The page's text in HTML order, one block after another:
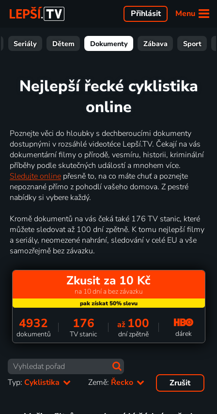
Menu
Přihlásit
Seriály Dětem Dokumenty Zábava Sport
Nejlepší řecké cyklistika
online
Poznejte věci do hloubky s dechberoucími dokumenty
dostupnými v rozsáhlé videotéce Lepší.TV. Čekají na vás
dokumentární filmy o přírodě, vesmíru, historii, kriminální
příběhy podle skutečných událostí a mnohem více.
Sledujte online přesně to, na co máte chuť a poznejte
nepoznané přímo z pohodlí vašeho domova. Z pestré
nabídky si vybere každý.
Kromě dokumentů na vás čeká také 176 TV stanic, které
můžete sledovat až 100 dní zpětně. K tomu nejlepší filmy
a seriály, neomezené nahrání, sledování v celé EU a vše
samozřejmě bez závazku.
Zkusit za 10 Kč
na 10 dní a bez závazku
4932
dokumentů
176
TV stanic
až 100
dní zpětně dárek
Typ: Cyklistika Země: Řecko Zrušit